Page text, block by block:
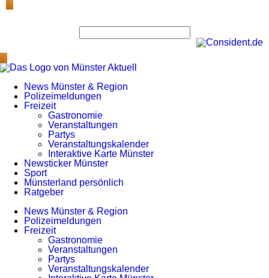
News Münster & Region
Polizeimeldungen
Freizeit
Gastronomie
Veranstaltungen
Partys
Veranstaltungskalender
Interaktive Karte Münster
Newsticker Münster
Sport
Münsterland persönlich
Ratgeber
News Münster & Region
Polizeimeldungen
Freizeit
Gastronomie
Veranstaltungen
Partys
Veranstaltungskalender